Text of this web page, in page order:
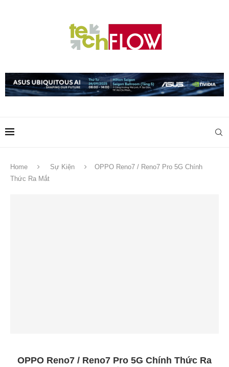
Home Sự Kiện
OPPO Reno7 / Reno7 Pro 5G Chính
Thức Ra Mắt
OPPO Reno7 / Reno7 Pro 5G Chính Thức Ra